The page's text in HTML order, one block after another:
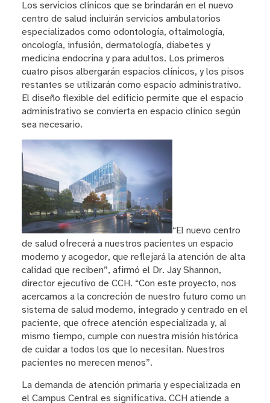
Los servicios clínicos que se brindarán en el nuevo
centro de salud incluirán servicios ambulatorios
especializados como odontología, oftalmología,
oncología, infusión, dermatología, diabetes y
medicina endocrina y para adultos. Los primeros
cuatro pisos albergarán espacios clínicos, y los pisos
restantes se utilizarán como espacio administrativo.
El diseño flexible del edificio permite que el espacio
administrativo se convierta en espacio clínico según
sea necesario.
“El nuevo centro
de salud ofrecerá a nuestros pacientes un espacio
moderno y acogedor, que reflejará la atención de alta
calidad que reciben”, afirmó el Dr. Jay Shannon,
director ejecutivo de CCH. “Con este proyecto, nos
acercamos a la concreción de nuestro futuro como un
sistema de salud moderno, integrado y centrado en el
paciente, que ofrece atención especializada y, al
mismo tiempo, cumple con nuestra misión histórica
de cuidar a todos los que lo necesitan. Nuestros
pacientes no merecen menos”.
La demanda de atención primaria y especializada en
el Campus Central es significativa. CCH atiende a